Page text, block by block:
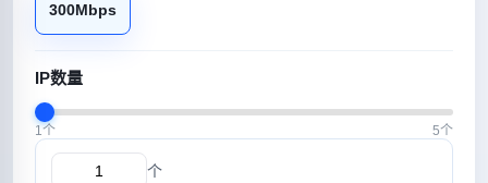
300Mbps
IP数量
1个 5个
个